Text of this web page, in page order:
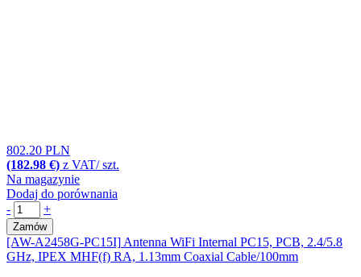
802.20 PLN
(182.98 €) z VAT/ szt.
Na magazynie
Dodaj do porównania
-
+
Zamów
[AW-A2458G-PC15I] Antenna WiFi Internal PC15, PCB, 2.4/5.8
GHz, IPEX MHF(f) RA, 1.13mm Coaxial Cable/100mm